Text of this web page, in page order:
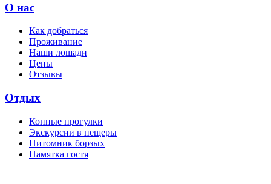
О нас
Как добраться
Проживание
Наши лошади
Цены
Отзывы
Отдых
Конные прогулки
Экскурсии в пещеры
Питомник борзых
Памятка гостя